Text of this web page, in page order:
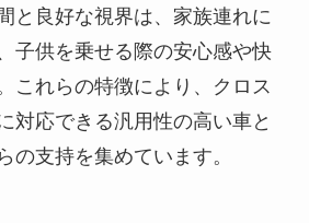
と良好な視界は、家族連れに
子供を乗せる際の安心感や快
これらの特徴により、クロス
対応できる汎用性の高い車と
の支持を集めています。